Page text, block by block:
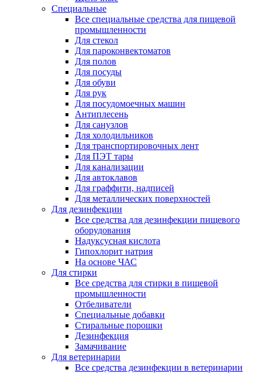
Специальные
Все специальные средства для пищевой
промышленности
Для стекол
Для пароконвектоматов
Для полов
Для посуды
Для обуви
Для рук
Для посудомоечных машин
Антиплесень
Для санузлов
Для холодильников
Для транспортировочных лент
Для ПЭТ тары
Для канализации
Для автоклавов
Для граффити, надписей
Для металлических поверхностей
Для дезинфекции
Все средства для дезинфекции пищевого
оборудования
Надуксусная кислота
Гипохлорит натрия
На основе ЧАС
Для стирки
Все средства для стирки в пищевой
промышленности
Отбеливатели
Специальные добавки
Стиральные порошки
Дезинфекция
Замачивание
Для ветеринарии
Все средства дезинфекции в ветеринарии